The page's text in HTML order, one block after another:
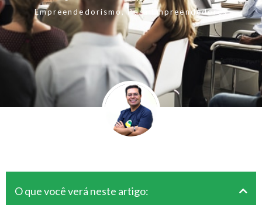
Empreendedorismo,Para Empreendedores
O que você verá neste artigo: